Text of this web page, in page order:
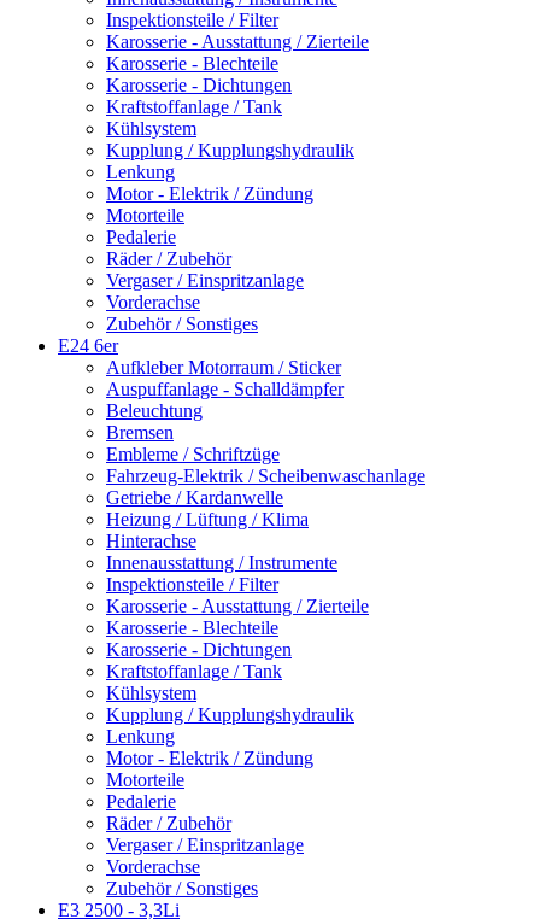
Inspektionsteile / Filter
Karosserie - Ausstattung / Zierteile
Karosserie - Blechteile
Karosserie - Dichtungen
Kraftstoffanlage / Tank
Kühlsystem
Kupplung / Kupplungshydraulik
Lenkung
Motor - Elektrik / Zündung
Motorteile
Pedalerie
Räder / Zubehör
Vergaser / Einspritzanlage
Vorderachse
Zubehör / Sonstiges
E24 6er
Aufkleber Motorraum / Sticker
Auspuffanlage - Schalldämpfer
Beleuchtung
Bremsen
Embleme / Schriftzüge
Fahrzeug-Elektrik / Scheibenwaschanlage
Getriebe / Kardanwelle
Heizung / Lüftung / Klima
Hinterachse
Innenausstattung / Instrumente
Inspektionsteile / Filter
Karosserie - Ausstattung / Zierteile
Karosserie - Blechteile
Karosserie - Dichtungen
Kraftstoffanlage / Tank
Kühlsystem
Kupplung / Kupplungshydraulik
Lenkung
Motor - Elektrik / Zündung
Motorteile
Pedalerie
Räder / Zubehör
Vergaser / Einspritzanlage
Vorderachse
Zubehör / Sonstiges
E3 2500 - 3,3Li